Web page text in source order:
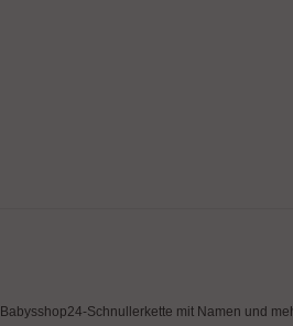
Babysshop24-Schnullerkette mit Namen und